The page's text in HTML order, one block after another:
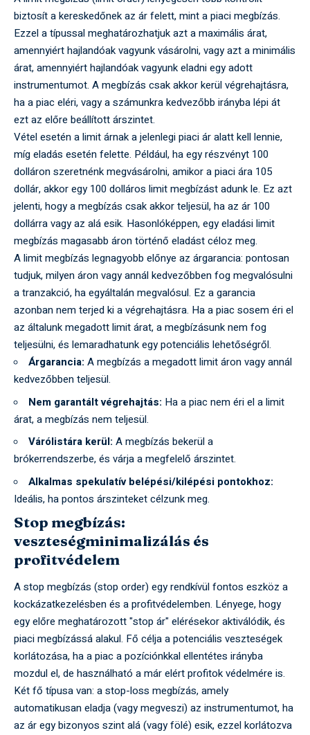
biztosít a kereskedőnek az ár felett, mint a piaci megbízás.
Ezzel a típussal meghatározhatjuk azt a maximális árat,
amennyiért hajlandóak vagyunk vásárolni, vagy azt a minimális
árat, amennyiért hajlandóak vagyunk eladni egy adott
instrumentumot. A megbízás csak akkor kerül végrehajtásra,
ha a piac eléri, vagy a számunkra kedvezőbb irányba lépi át
ezt az előre beállított árszintet.
Vétel esetén a limit árnak a jelenlegi piaci ár alatt kell lennie,
míg eladás esetén felette. Például, ha egy részvényt 100
dolláron szeretnénk megvásárolni, amikor a piaci ára 105
dollár, akkor egy 100 dolláros limit megbízást adunk le. Ez azt
jelenti, hogy a megbízás csak akkor teljesül, ha az ár 100
dollárra vagy az alá esik. Hasonlóképpen, egy eladási limit
megbízás magasabb áron történő eladást céloz meg.
A limit megbízás legnagyobb előnye az árgarancia: pontosan
tudjuk, milyen áron vagy annál kedvezőbben fog megvalósulni
a tranzakció, ha egyáltalán megvalósul. Ez a garancia
azonban nem terjed ki a végrehajtásra. Ha a piac sosem éri el
az általunk megadott limit árat, a megbízásunk nem fog
teljesülni, és lemaradhatunk egy potenciális lehetőségről.
Árgarancia: A megbízás a megadott limit áron vagy annál
kedvezőbben teljesül.
Nem garantált végrehajtás: Ha a piac nem éri el a limit
árat, a megbízás nem teljesül.
Várólistára kerül: A megbízás bekerül a
brókerrendszerbe, és várja a megfelelő árszintet.
Alkalmas spekulatív belépési/kilépési pontokhoz:
Ideális, ha pontos árszinteket célzunk meg.
Stop megbízás:
veszteségminimalizálás és
profitvédelem
A stop megbízás (stop order) egy rendkívül fontos eszköz a
kockázatkezelésben és a profitvédelemben. Lényege, hogy
egy előre meghatározott "stop ár" elérésekor aktiválódik, és
piaci megbízássá alakul. Fő célja a potenciális veszteségek
korlátozása, ha a piac a pozíciónkkal ellentétes irányba
mozdul el, de használható a már elért profitok védelmére is.
Két fő típusa van: a stop-loss megbízás, amely
automatikusan eladja (vagy megveszi) az instrumentumot, ha
az ár egy bizonyos szint alá (vagy fölé) esik, ezzel korlátozva